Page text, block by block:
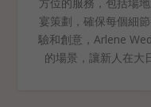
宴策劃，確保每個細
驗和創意，Arlene
的場景，讓新人在大